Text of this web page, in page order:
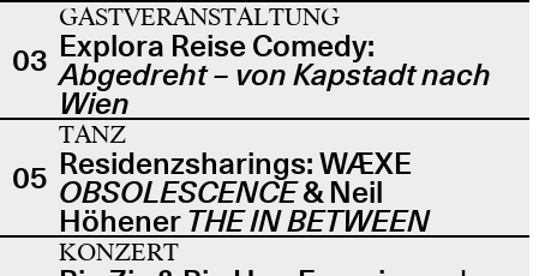
03
GASTVERANSTALTUNG
Explora Reise Comedy:
Abgedreht – von Kapstadt nach
Wien
05
TANZ
Residenzsharings: WÆXE
OBSOLESCENCE& Neil
Höhener THE IN BETWEEN
KONZERT